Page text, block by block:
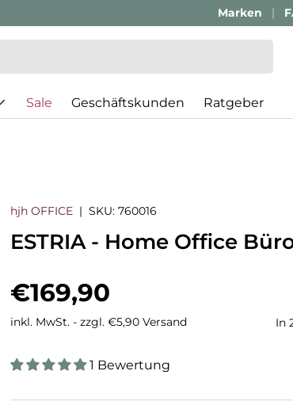
Passenden
Marken
Sale Geschäftskunden Ratgeber
hjh OFFICE |SKU: 760016
ESTRIA - Home Office
Normaler Preis
€169,90
inkl. MwSt. - zzgl. €5,90 Versand
In
1 Bewertung